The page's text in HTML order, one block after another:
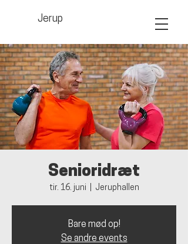
Jerup
Senioridræt
tir. 16. juni Jeruphallen
Bare mød op!
Se andre events